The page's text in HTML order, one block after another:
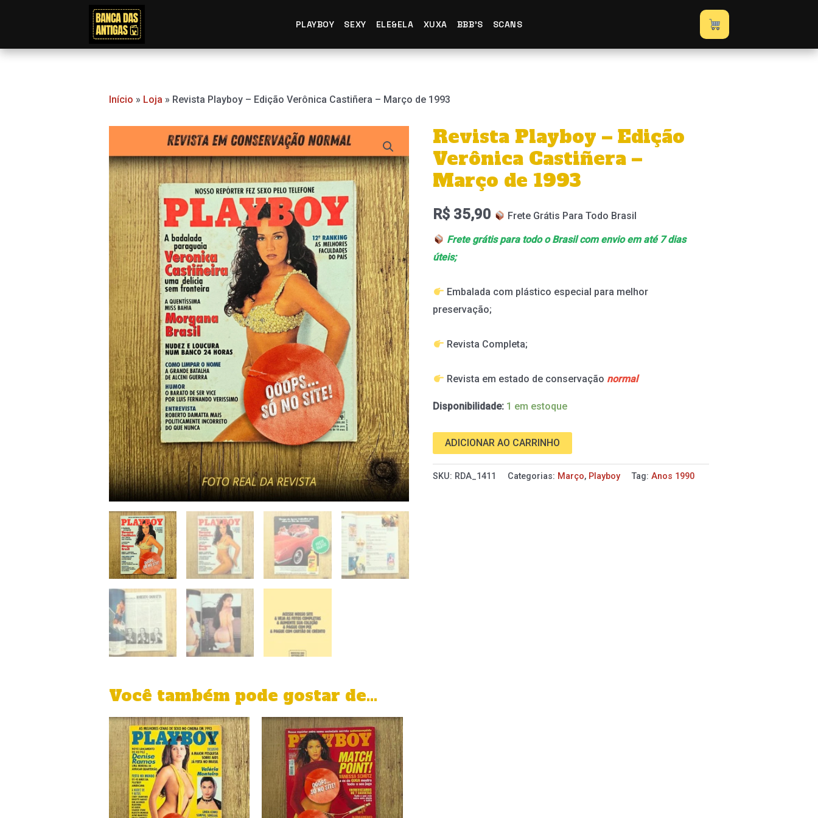
PLAYBOY SEXY ELE&ELA XUXA BBB'S SCANS
Início » Loja » Revista Playboy – Edição Verônica Castiñera – Março de 1993
Revista Playboy – Edição
Verônica Castiñera –
Março de 1993
R$ 35,90 Frete Grátis Para Todo Brasil
Frete grátis para todo o Brasil com envio em até 7 dias
úteis;
Embalada com plástico especial para melhor
preservação;
Revista Completa;
Revista em estado de conservação normal
Disponibilidade: 1 em estoque
Revista
Playboy
Edição
Verônica
Castiñera
–
Março
1993
quantidade
ADICIONAR AO CARRINHO
SKU: RDA_1411 Categorias: Março, Playboy Tag:Anos 1990
Você também pode gostar de…
Castiñera
quantidade